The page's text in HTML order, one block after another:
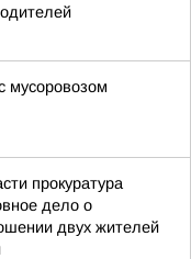
мусоровозом
прокуратура
дело о
двух жителей